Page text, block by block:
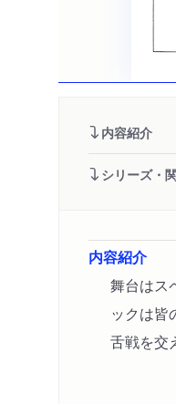
内容紹介
シリーズ・
内容紹介
舞台はス
ックは皆
舌戦を交